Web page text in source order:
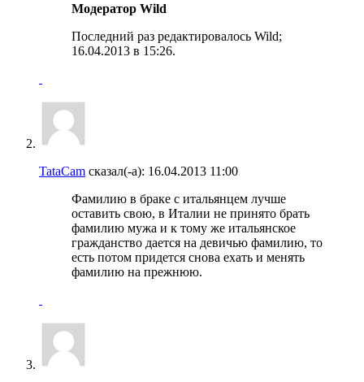
Модератор Wild
Последний раз редактировалось Wild;
16.04.2013 в 15:26.
TataCam сказал(-а): 16.04.2013 11:00
Фамилию в браке с итальянцем лучше
оставить свою, в Италии не принято брать
фамилию мужа и к тому же итальянское
гражданство дается на девичью фамилию, то
есть потом придется снова ехать и менять
фамилию на прежнюю.